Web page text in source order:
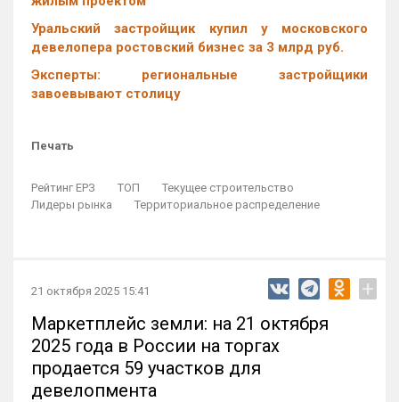
Уральский застройщик купил у московского
девелопера ростовский бизнес за 3 млрд руб.
Эксперты: региональные застройщики
завоевывают столицу
Печать
Рейтинг ЕРЗ ТОП
Текущее строительство
Лидеры рынка
Территориальное распределение
21 октября 2025 15:41 +
Маркетплейс земли: на 21 октября
2025 года в России на торгах
продается 59 участков для
девелопмента